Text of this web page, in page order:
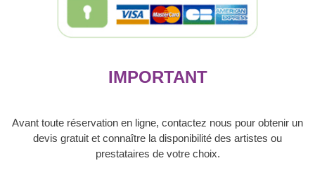
IMPORTANT
Avant toute réservation en ligne, contactez nous pour obtenir un
devis gratuit et connaître la disponibilité des artistes ou
prestataires de votre choix.